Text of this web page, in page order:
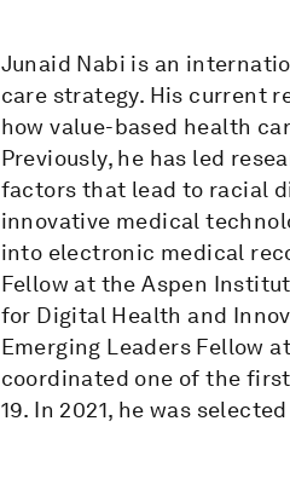
Junaid Nabi is an
care strategy. His current
how value-based health
Previously, he has led
factors that lead to racial
innovative medical
into electronic medical
Fellow at the Aspen
for Digital Health and
Emerging Leaders Fellow
coordinated one of the
19. In 2021, he was